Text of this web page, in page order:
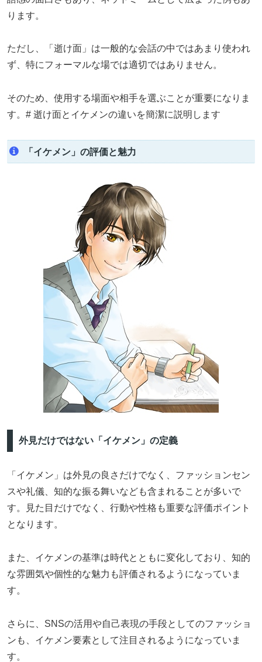
ります。
ただし、「逝け面」は一般的な会話の中ではあまり使われ
ず、特にフォーマルな場では適切ではありません。
そのため、使用する場面や相手を選ぶことが重要になりま
す。# 逝け面とイケメンの違いを簡潔に説明します
「イケメン」の評価と魅力
外見だけではない「イケメン」の定義
「イケメン」は外見の良さだけでなく、ファッションセン
スや礼儀、知的な振る舞いなども含まれることが多いで
す。見た目だけでなく、行動や性格も重要な評価ポイント
となります。
また、イケメンの基準は時代とともに変化しており、知的
な雰囲気や個性的な魅力も評価されるようになっていま
す。
さらに、SNSの活用や自己表現の手段としてのファッショ
ンも、イケメン要素として注目されるようになっていま
す。